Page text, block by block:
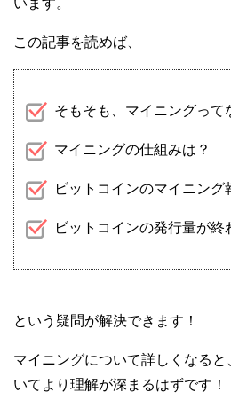
います。
この記事を読めば、
そもそも、マイニングって
マイニングの仕組みは？
ビットコインのマイニング
ビットコインの発行量が終
という疑問が解決できます！
マイニングについて詳しくなる
いてより理解が深まるはずです！